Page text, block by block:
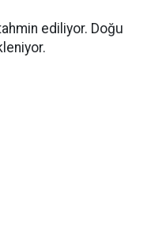
ediliyor. Doğu